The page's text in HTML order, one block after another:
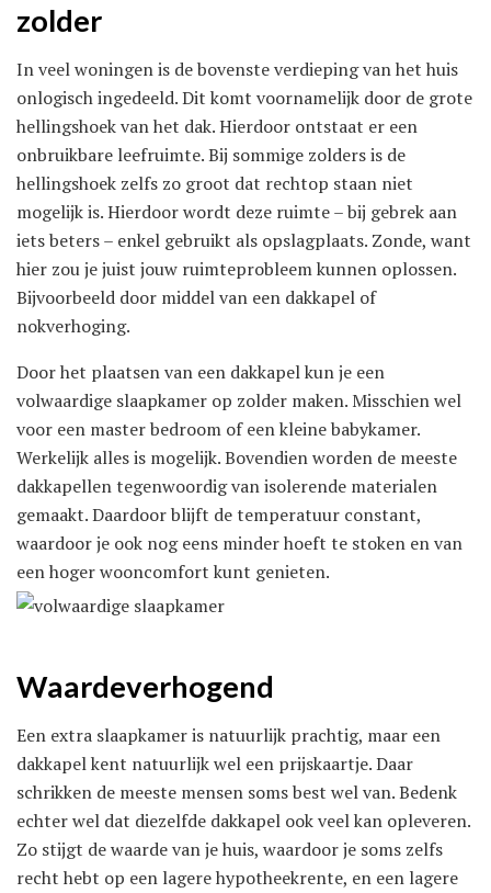
zolder
In veel woningen is de bovenste verdieping van het huis
onlogisch ingedeeld. Dit komt voornamelijk door de grote
hellingshoek van het dak. Hierdoor ontstaat er een
onbruikbare leefruimte. Bij sommige zolders is de
hellingshoek zelfs zo groot dat rechtop staan niet
mogelijk is. Hierdoor wordt deze ruimte – bij gebrek aan
iets beters – enkel gebruikt als opslagplaats. Zonde, want
hier zou je juist jouw ruimteprobleem kunnen oplossen.
Bijvoorbeeld door middel van een dakkapel of
nokverhoging.
Door het plaatsen van een dakkapel kun je een
volwaardige slaapkamer op zolder maken. Misschien wel
voor een master bedroom of een kleine babykamer.
Werkelijk alles is mogelijk. Bovendien worden de meeste
dakkapellen tegenwoordig van isolerende materialen
gemaakt. Daardoor blijft de temperatuur constant,
waardoor je ook nog eens minder hoeft te stoken en van
een hoger wooncomfort kunt genieten.
Waardeverhogend
Een extra slaapkamer is natuurlijk prachtig, maar een
dakkapel kent natuurlijk wel een prijskaartje. Daar
schrikken de meeste mensen soms best wel van. Bedenk
echter wel dat diezelfde dakkapel ook veel kan opleveren.
Zo stijgt de waarde van je huis, waardoor je soms zelfs
recht hebt op een lagere hypotheekrente, en een lagere